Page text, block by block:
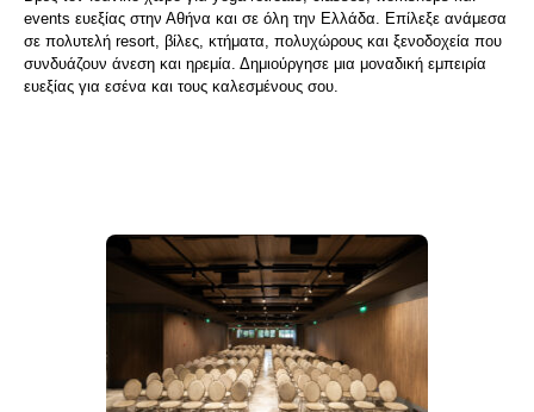
events ευεξίας στην Αθήνα και σε όλη την Ελλάδα. Επίλεξε ανάμεσα
σε πολυτελή resort, βίλες, κτήματα, πολυχώρους και ξενοδοχεία που
συνδυάζουν άνεση και ηρεμία. Δημιούργησε μια μοναδική εμπειρία
ευεξίας για εσένα και τους καλεσμένους σου.